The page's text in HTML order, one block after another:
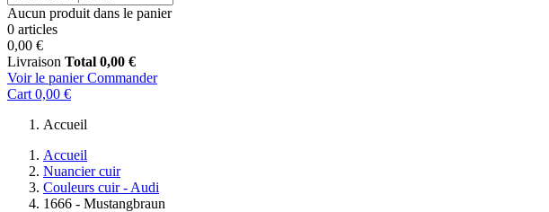
Aucun produit dans le panier
0 articles
0,00 €
Livraison Total 0,00 €
Voir le panier Commander
Cart 0,00 €
Accueil
Accueil
Nuancier cuir
Couleurs cuir - Audi
1666 - Mustangbraun